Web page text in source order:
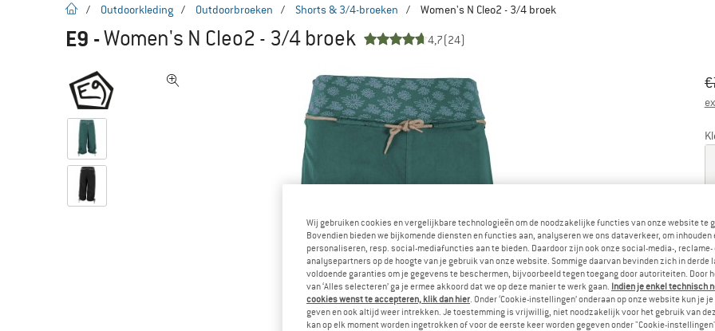
Startpagina
/ Outdoorkleding / Outdoorbroeken / Shorts & 3/4-broeken / Women's N Cleo2 - 3/4 broek
E9 -Women's N Cleo2 - 3/4 broek 4,7(24)
€
Wij gebruiken cookies en vergelijkbare technologieën om de noodzakelijke functies van onze website te
Bovendien bieden we bijkomende diensten en functies aan, analyseren we ons dataverkeer, om inhouden
personaliseren, resp. social-mediafuncties aan te bieden. Daardoor zijn ook onze social-media-, reclame-
analysepartners op de hoogte van je gebruik van onze website. Sommige daarvan bevinden zich in derde
voldoende garanties om je gegevens te beschermen, bijvoorbeeld tegen toegang door autoriteiten. Door
van ‘Alles selecteren’ ga je ermee akkoord dat we op deze manier te werk gaan. Indien je enkel technisch
cookies wenst te accepteren, klik dan hier. Onder ‘Cookie-instellingen’ onderaan op onze website kun je
geven en ook altijd weer intrekken. Je toestemming is vrijwillig, niet noodzakelijk voor het gebruik van
kan op elk moment worden ingetrokken of voor de eerste keer worden gegeven onder "Cookie-